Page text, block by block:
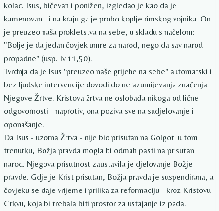
kolac. Isus, bičevan i ponižen, izgledao je kao da je
kamenovan - i na kraju ga je probo koplje rimskog vojnika. On
je preuzeo naša prokletstva na sebe, u skladu s načelom:
"Bolje je da jedan čovjek umre za narod, nego da sav narod
propadne" (usp. Iv 11,50).
Tvrdnja da je Isus "preuzeo naše grijehe na sebe" automatski i
bez ljudske intervencije dovodi do nerazumijevanja značenja
Njegove Žrtve. Kristova žrtva ne oslobađa nikoga od lične
odgovornosti - naprotiv, ona poziva sve na sudjelovanje i
oponašanje.
Da Isus - uzorna Žrtva - nije bio prisutan na Golgoti u tom
trenutku, Božja pravda mogla bi odmah pasti na prisutan
narod. Njegova prisutnost zaustavila je djelovanje Božje
pravde. Gdje je Krist prisutan, Božja pravda je suspendirana, a
čovjeku se daje vrijeme i prilika za reformaciju - kroz Kristovu
Crkvu, koja bi trebala biti prostor za ustajanje iz pada.